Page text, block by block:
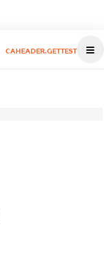
CAHEADER.GETTEST